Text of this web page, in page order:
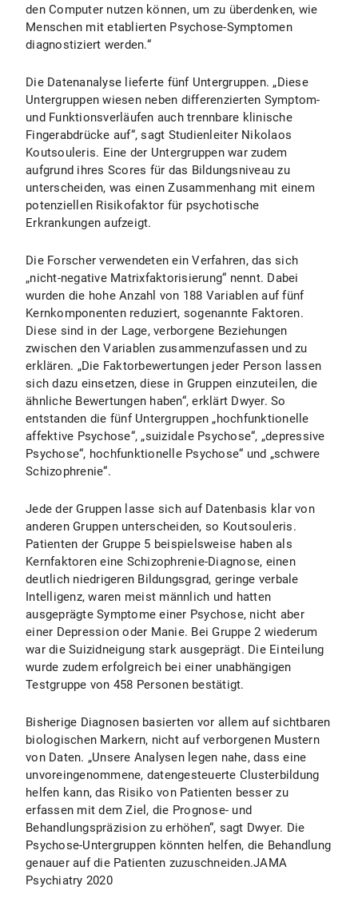
den Computer nutzen können, um zu überdenken, wie
Menschen mit etablierten Psychose-Symptomen
diagnostiziert werden.“
Die Datenanalyse lieferte fünf Untergruppen. „Diese
Untergruppen wiesen neben differenzierten Symptom-
und Funktionsverläufen auch trennbare klinische
Fingerabdrücke auf“, sagt Studienleiter Nikolaos
Koutsouleris. Eine der Untergruppen war zudem
aufgrund ihres Scores für das Bildungsniveau zu
unterscheiden, was einen Zusammenhang mit einem
potenziellen Risikofaktor für psychotische
Erkrankungen aufzeigt.
Die Forscher verwendeten ein Verfahren, das sich
„nicht-negative Matrixfaktorisierung“ nennt. Dabei
wurden die hohe Anzahl von 188 Variablen auf fünf
Kernkomponenten reduziert, sogenannte Faktoren.
Diese sind in der Lage, verborgene Beziehungen
zwischen den Variablen zusammenzufassen und zu
erklären. „Die Faktorbewertungen jeder Person lassen
sich dazu einsetzen, diese in Gruppen einzuteilen, die
ähnliche Bewertungen haben“, erklärt Dwyer. So
entstanden die fünf Untergruppen „hochfunktionelle
affektive Psychose“, „suizidale Psychose“, „depressive
Psychose“, hochfunktionelle Psychose“ und „schwere
Schizophrenie“.
Jede der Gruppen lasse sich auf Datenbasis klar von
anderen Gruppen unterscheiden, so Koutsouleris.
Patienten der Gruppe 5 beispielsweise haben als
Kernfaktoren eine Schizophrenie-Diagnose, einen
deutlich niedrigeren Bildungsgrad, geringe verbale
Intelligenz, waren meist männlich und hatten
ausgeprägte Symptome einer Psychose, nicht aber
einer Depression oder Manie. Bei Gruppe 2 wiederum
war die Suizidneigung stark ausgeprägt. Die Einteilung
wurde zudem erfolgreich bei einer unabhängigen
Testgruppe von 458 Personen bestätigt.
Bisherige Diagnosen basierten vor allem auf sichtbaren
biologischen Markern, nicht auf verborgenen Mustern
von Daten. „Unsere Analysen legen nahe, dass eine
unvoreingenommene, datengesteuerte Clusterbildung
helfen kann, das Risiko von Patienten besser zu
erfassen mit dem Ziel, die Prognose- und
Behandlungspräzision zu erhöhen“, sagt Dwyer. Die
Psychose-Untergruppen könnten helfen, die Behandlung
genauer auf die Patienten zuzuschneiden.JAMA
Psychiatry 2020